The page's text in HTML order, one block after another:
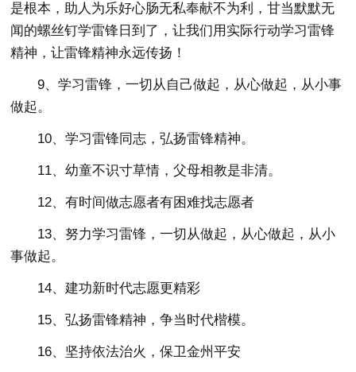
是根本，助人为乐好心肠无私奉献不为利，甘当默默无
闻的螺丝钉学雷锋日到了，让我们用实际行动学习雷锋
精神，让雷锋精神永远传扬！
9、学习雷锋，一切从自己做起，从心做起，从小事
做起。
10、学习雷锋同志，弘扬雷锋精神。
11、幼童不识寸草情，父母相教是非清。
12、有时间做志愿者有困难找志愿者
13、努力学习雷锋，一切从做起，从心做起，从小
事做起。
14、建功新时代志愿更精彩
15、弘扬雷锋精神，争当时代楷模。
16、坚持依法治火，保卫金州平安